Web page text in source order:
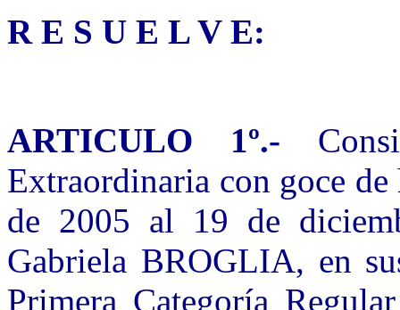
R E S U E L V E:
ARTICULO 1º.-
Extraordinaria con goce de
de 2005 al 19 de
Gabriela BROGLIA, en
Primera Categoría